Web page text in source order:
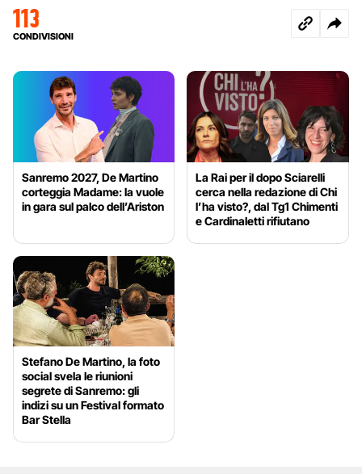
113
CONDIVISIONI
Sanremo 2027, De Martino
corteggia Madame: la vuole
in gara sul palco dell’Ariston
La Rai per il dopo Sciarelli
cerca nella redazione di Chi
l’ha visto?, dal Tg1 Chimenti
e Cardinaletti rifiutano
Stefano De Martino, la foto
social svela le riunioni
segrete di Sanremo: gli
indizi su un Festival formato
Bar Stella